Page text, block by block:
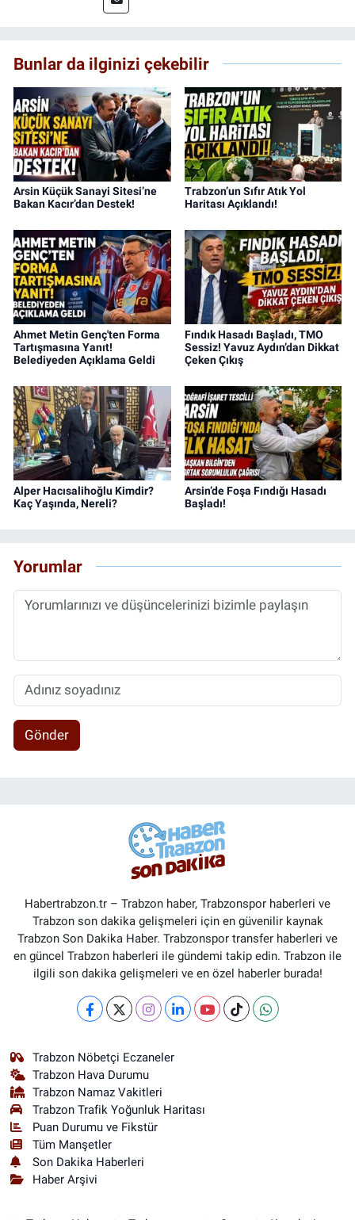
Bunlar da ilginizi çekebilir
Arsin Küçük Sanayi Sitesi’ne
Bakan Kacır’dan Destek!
Trabzon’un Sıfır Atık Yol
Haritası Açıklandı!
Ahmet Metin Genç'ten Forma
Tartışmasına Yanıt!
Belediyeden Açıklama Geldi
Fındık Hasadı Başladı, TMO
Sessiz! Yavuz Aydın’dan Dikkat
Çeken Çıkış
Alper Hacısalihoğlu Kimdir?
Kaç Yaşında, Nereli?
Arsin’de Foşa Fındığı Hasadı
Başladı!
Yorumlar
Gönder
Habertrabzon.tr – Trabzon haber, Trabzonspor haberleri ve
Trabzon son dakika gelişmeleri için en güvenilir kaynak
Trabzon Son Dakika Haber. Trabzonspor transfer haberleri ve
en güncel Trabzon haberleri ile gündemi takip edin. Trabzon ile
ilgili son dakika gelişmeleri ve en özel haberler burada!
Trabzon Nöbetçi Eczaneler
Trabzon Hava Durumu
Trabzon Namaz Vakitleri
Trabzon Trafik Yoğunluk Haritası
Puan Durumu ve Fikstür
Tüm Manşetler
Son Dakika Haberleri
Haber Arşivi